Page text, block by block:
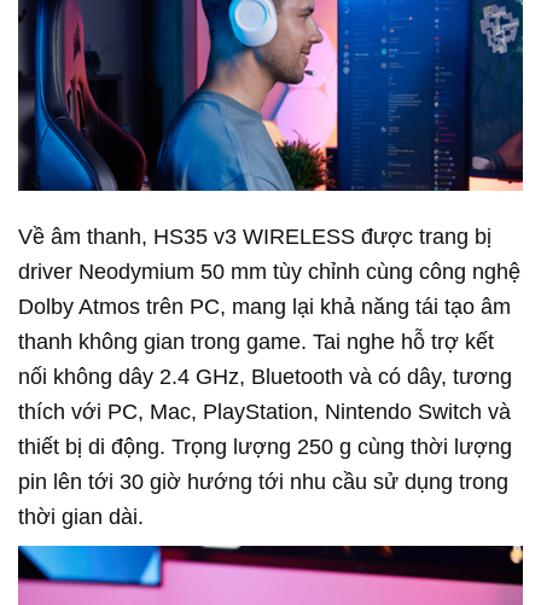
Về âm thanh, HS35 v3 WIRELESS được trang bị
driver Neodymium 50 mm tùy chỉnh cùng công nghệ
Dolby Atmos trên PC, mang lại khả năng tái tạo âm
thanh không gian trong game. Tai nghe hỗ trợ kết
nối không dây 2.4 GHz, Bluetooth và có dây, tương
thích với PC, Mac, PlayStation, Nintendo Switch và
thiết bị di động. Trọng lượng 250 g cùng thời lượng
pin lên tới 30 giờ hướng tới nhu cầu sử dụng trong
thời gian dài.